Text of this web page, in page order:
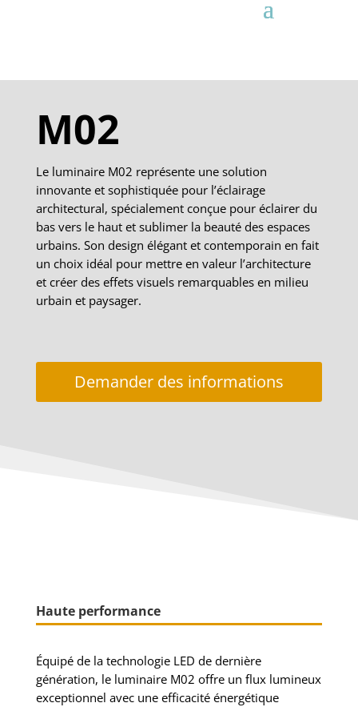
M02
Le luminaire M02 représente une solution
innovante et sophistiquée pour l’éclairage
architectural, spécialement conçue pour éclairer du
bas vers le haut et sublimer la beauté des espaces
urbains. Son design élégant et contemporain en fait
un choix idéal pour mettre en valeur l’architecture
et créer des effets visuels remarquables en milieu
urbain et paysager.
Demander des informations
Haute performance
Équipé de la technologie LED de dernière
génération, le luminaire M02 offre un flux lumineux
exceptionnel avec une efficacité énergétique